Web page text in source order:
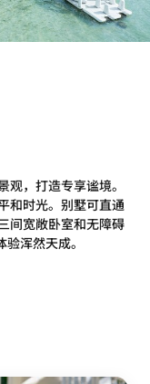
，打造专享谧境。
和时光。别墅可直通
间宽敞卧室和无障碍
浑然天成。